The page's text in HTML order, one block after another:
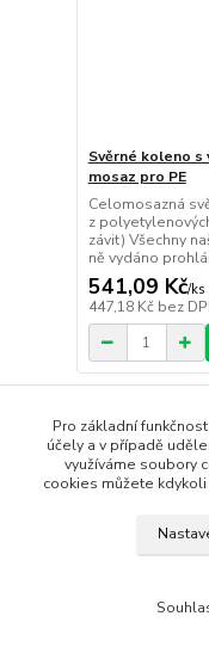
Svěrné koleno
mosaz pro PE
Celomosazná
z
závit) Všechny
ně vydáno
541,09 Kč/ks
447,18 Kč bez
Pro základní
účely a v případě
využíváme soubory
cookies můžete